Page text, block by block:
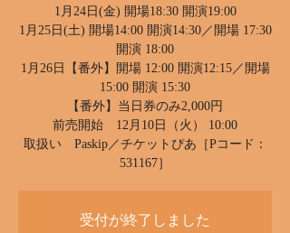
1月24日(金) 開場18:30 開演19:00
1月25日(土) 開場14:00 開演14:30／開場 17:30
開演 18:00
1月26日【番外】開場 12:00 開演12:15／開場
15:00 開演 15:30
【番外】当日券のみ2,000円
前売開始 12月10日（火） 10:00
取扱い Paskip／チケットぴあ［Pコード：
531167］
受付が終了しました